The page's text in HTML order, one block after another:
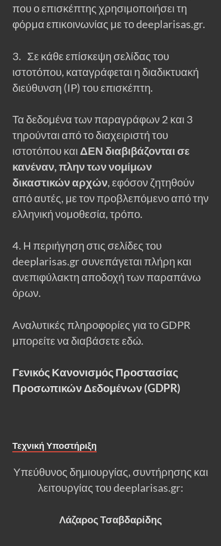
που ο επισκέπτης χρησιμοποιήσει τη
φόρμα επικοινωνίας με το deeplarisas.gr.
3. Σε κάθε επίσκεψη σελίδας του
ιστοτόπου, καταγράφεται η διαδικτυακή
διεύθυνση (IP) του επισκέπτη.
Τα δεδομένα των παραγράφων 2 και 3
τηρούνται από το διαχειριστή του
ιστοτόπου και ΔΕΝ διαβιβάζονται σε
κανέναν, πλην των νομίμων
δικαστικών αρχών, εφόσον ζητηθούν
από αυτές, με τον προβλεπόμενο από την
ελληνική νομοθεσία, τρόπο.
4. Η περιήγηση στις σελίδες του
deeplarisas.gr συνεπάγεται πλήρη και
ανεπιφύλακτη αποδοχή των παραπάνω
όρων.
Αναλυτικές πληροφορίες για το GDPR
μπορείτε να διαβάσετε εδώ.
Γενικός Κανονισμός Προστασίας
Προσωπικών Δεδομένων (GDPR)
Τεχνική Υποστήριξη
Υπεύθυνος δημιουργίας, συντήρησης και
λειτουργίας του deeplarisas.gr:
Λάζαρος Τσαβδαρίδης